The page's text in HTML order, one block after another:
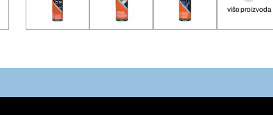
više proizvoda